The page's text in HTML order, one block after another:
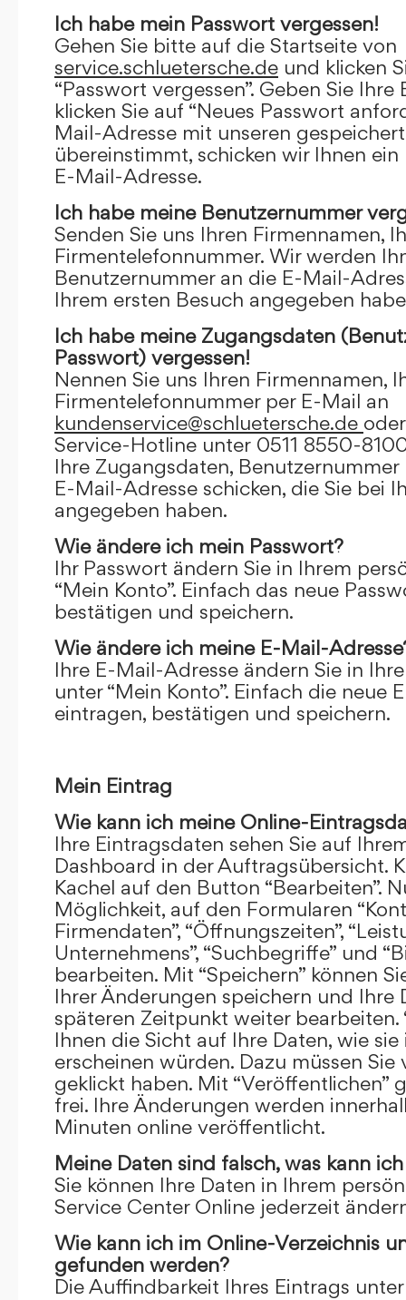
Ich habe mein Passwort vergessen!
Gehen Sie bitte auf die Startseite von
service.schluetersche.de und klicken
“Passwort vergessen”. Geben Sie
klicken Sie auf “Neues Passwort
Mail-Adresse mit unseren
übereinstimmt, schicken wir Ihnen
E-Mail-Adresse.
Ich habe meine Benutzernummer
Senden Sie uns Ihren Firmennamen,
Firmentelefonnummer. Wir werden
Benutzernummer an die E-Mail-
Ihrem ersten Besuch angegeben
Ich habe meine Zugangsdaten
Passwort) vergessen!
Nennen Sie uns Ihren Firmennamen,
Firmentelefonnummer per E-Mail an
kundenservice@schluetersche.de
Service-Hotline unter 0511 8550-
Ihre Zugangsdaten,
E-Mail-Adresse schicken, die Sie bei
angegeben haben.
Wie ändere ich mein Passwort?
Ihr Passwort ändern Sie in Ihrem
“Mein Konto”. Einfach das neue
bestätigen und speichern.
Wie ändere ich meine E-Mail-
Ihre E-Mail-Adresse ändern Sie in
unter “Mein Konto”. Einfach die neue
eintragen, bestätigen und speichern.
Mein Eintrag
Wie kann ich meine Online-
Ihre Eintragsdaten sehen Sie auf
Dashboard in der Auftragsübersicht.
Kachel auf den Button “Bearbeiten”.
Möglichkeit, auf den Formularen
Firmendaten”, “Öffnungszeiten”,
Unternehmens”, “Suchbegriffe” und
bearbeiten. Mit “Speichern” können
Ihrer Änderungen speichern und Ihre
späteren Zeitpunkt weiter bearbeiten.
Ihnen die Sicht auf Ihre Daten, wie
erscheinen würden. Dazu müssen Sie
geklickt haben. Mit “Veröffentlichen”
frei. Ihre Änderungen werden
Minuten online veröffentlicht.
Meine Daten sind falsch, was kann
Sie können Ihre Daten in Ihrem
Service Center Online jederzeit
Wie kann ich im Online-Verzeichnis
gefunden werden?
Die Auffindbarkeit Ihres Eintrags